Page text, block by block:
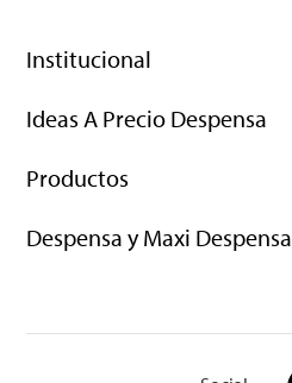
Institucional
Ideas A Precio Despensa
Productos
Despensa y Maxi Despensa